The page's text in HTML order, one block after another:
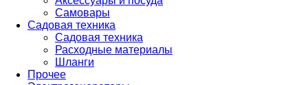
Самовары
Садовая техника
Садовая техника
Расходные материалы
Шланги
Прочее